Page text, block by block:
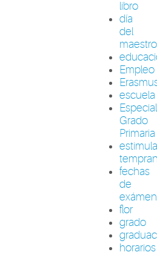
libro
día
del
maestro
Empleo
escuela
Grado
Primaria
fechas
de
flor
grado
horarios